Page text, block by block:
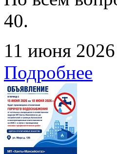
40.
11 июня 2026
Подробнее